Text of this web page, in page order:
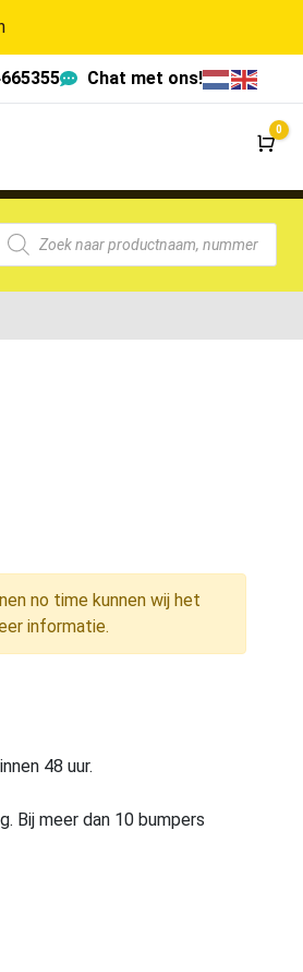
Chat met ons!
0
no time kunnen wij het
informatie.
48 uur.
Bij meer dan 10 bumpers